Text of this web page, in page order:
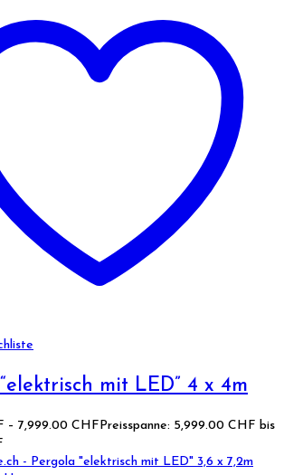
mit LED” 4 x 4m
– 7,999.00 CHF Preisspanne: 5,999.00 CHF bis